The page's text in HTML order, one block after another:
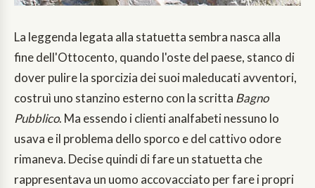
La leggenda legata alla statuetta sembra nasca alla
fine dell'Ottocento, quando l'oste del paese, stanco di
dover pulire la sporcizia dei suoi maleducati avventori,
costruì uno stanzino esterno con la scritta Bagno
Pubblico. Ma essendo i clienti analfabeti nessuno lo
usava e il problema dello sporco e del cattivo odore
rimaneva. Decise quindi di fare un statuetta che
rappresentava un uomo accovacciato per fare i propri